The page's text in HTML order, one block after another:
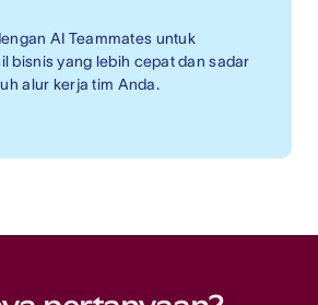
AI Teammates untuk
bisnis yang lebih cepat dan sadar
alur kerja tim Anda.